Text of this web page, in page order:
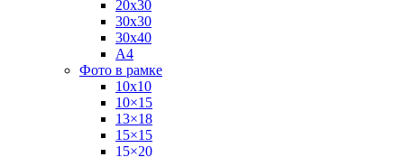
20х30
30х30
30х40
А4
Фото в рамке
10х10
10×15
13×18
15×15
15×20